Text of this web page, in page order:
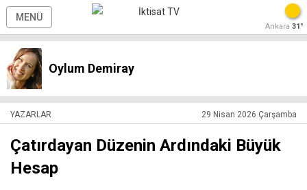
MENÜ
Ankara 31°
Oylum Demiray
YAZARLAR 29 Nisan 2026 Çarşamba
Çatırdayan Düzenin Ardındaki Büyük
Hesap